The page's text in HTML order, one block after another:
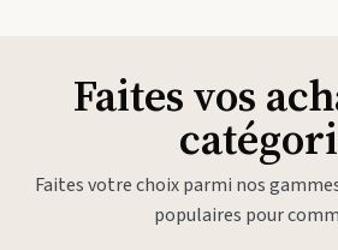
Faites vos
Faites votre choix parmi nos
populaires pour